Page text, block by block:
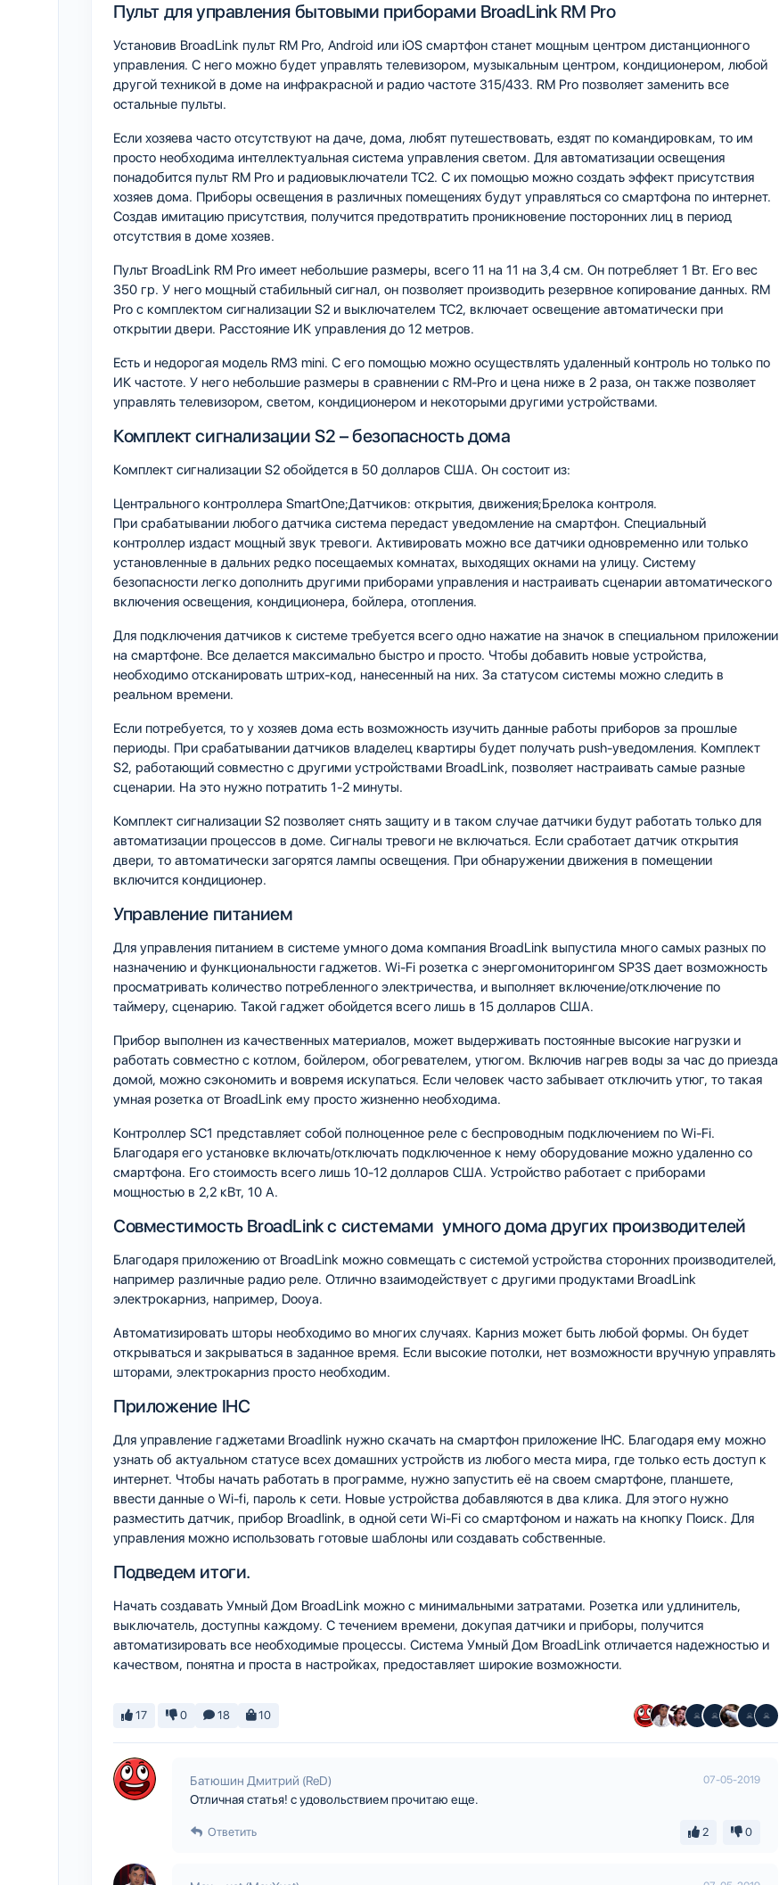
Пульт для управления бытовыми приборами BroadLink RM Pro
Установив BroadLink пульт RM Pro, Android или iOS смартфон станет мощным центром дистанционного
управления. С него можно будет управлять телевизором, музыкальным центром, кондиционером, любой
другой техникой в доме на инфракрасной и радио частоте 315/433. RM Pro позволяет заменить все
остальные пульты.
Если хозяева часто отсутствуют на даче, дома, любят путешествовать, ездят по командировкам, то им
просто необходима интеллектуальная система управления светом. Для автоматизации освещения
понадобится пульт RM Pro и радиовыключатели TC2. С их помощью можно создать эффект присутствия
хозяев дома. Приборы освещения в различных помещениях будут управляться со смартфона по интернет.
Создав имитацию присутствия, получится предотвратить проникновение посторонних лиц в период
отсутствия в доме хозяев.
Пульт BroadLink RM Pro имеет небольшие размеры, всего 11 на 11 на 3,4 см. Он потребляет 1 Вт. Его вес
350 гр. У него мощный стабильный сигнал, он позволяет производить резервное копирование данных. RM
Pro с комплектом сигнализации S2 и выключателем TC2, включает освещение автоматически при
открытии двери. Расстояние ИК управления до 12 метров.
Есть и недорогая модель RM3 mini. С его помощью можно осуществлять удаленный контроль но только по
ИК частоте. У него небольшие размеры в сравнении с RM-Pro и цена ниже в 2 раза, он также позволяет
управлять телевизором, светом, кондиционером и некоторыми другими устройствами.
Комплект сигнализации S2 – безопасность дома
Комплект сигнализации S2 обойдется в 50 долларов США. Он состоит из:
Центрального контроллера SmartOne;Датчиков: открытия, движения;Брелока контроля.
При срабатывании любого датчика система передаст уведомление на смартфон. Специальный
контроллер издаст мощный звук тревоги. Активировать можно все датчики одновременно или только
установленные в дальних редко посещаемых комнатах, выходящих окнами на улицу. Систему
безопасности легко дополнить другими приборами управления и настраивать сценарии автоматического
включения освещения, кондиционера, бойлера, отопления.
Для подключения датчиков к системе требуется всего одно нажатие на значок в специальном приложении
на смартфоне. Все делается максимально быстро и просто. Чтобы добавить новые устройства,
необходимо отсканировать штрих-код, нанесенный на них. За статусом системы можно следить в
реальном времени.
Если потребуется, то у хозяев дома есть возможность изучить данные работы приборов за прошлые
периоды. При срабатывании датчиков владелец квартиры будет получать push-уведомления. Комплект
S2, работающий совместно с другими устройствами BroadLink, позволяет настраивать самые разные
сценарии. На это нужно потратить 1-2 минуты.
Комплект сигнализации S2 позволяет снять защиту и в таком случае датчики будут работать только для
автоматизации процессов в доме. Сигналы тревоги не включаться. Если сработает датчик открытия
двери, то автоматически загорятся лампы освещения. При обнаружении движения в помещении
включится кондиционер.
Управление питанием
Для управления питанием в системе умного дома компания BroadLink выпустила много самых разных по
назначению и функциональности гаджетов. Wi-Fi розетка с энергомониторингом SP3S дает возможность
просматривать количество потребленного электричества, и выполняет включение/отключение по
таймеру, сценарию. Такой гаджет обойдется всего лишь в 15 долларов США.
Прибор выполнен из качественных материалов, может выдерживать постоянные высокие нагрузки и
работать совместно с котлом, бойлером, обогревателем, утюгом. Включив нагрев воды за час до приезда
домой, можно сэкономить и вовремя искупаться. Если человек часто забывает отключить утюг, то такая
умная розетка от BroadLink ему просто жизненно необходима.
Контроллер SC1 представляет собой полноценное реле с беспроводным подключением по Wi-Fi.
Благодаря его установке включать/отключать подключенное к нему оборудование можно удаленно со
смартфона. Его стоимость всего лишь 10-12 долларов США. Устройство работает с приборами
мощностью в 2,2 кВт, 10 А.
Совместимость BroadLink с системами умного дома других производителей
Благодаря приложению от BroadLink можно совмещать с системой устройства сторонних производителей,
например различные радио реле. Отлично взаимодействует с другими продуктами BroadLink
электрокарниз, например, Dooya.
Автоматизировать шторы необходимо во многих случаях. Карниз может быть любой формы. Он будет
открываться и закрываться в заданное время. Если высокие потолки, нет возможности вручную управлять
шторами, электрокарниз просто необходим.
Приложение IHC
Для управление гаджетами Broadlink нужно скачать на смартфон приложение IHC. Благодаря ему можно
узнать об актуальном статусе всех домашних устройств из любого места мира, где только есть доступ к
интернет. Чтобы начать работать в программе, нужно запустить её на своем смартфоне, планшете,
ввести данные о Wi-fi, пароль к сети. Новые устройства добавляются в два клика. Для этого нужно
разместить датчик, прибор Broadlink, в одной сети Wi-Fi со смартфоном и нажать на кнопку Поиск. Для
управления можно использовать готовые шаблоны или создавать собственные.
Подведем итоги.
Начать создавать Умный Дом BroadLink можно с минимальными затратами. Розетка или удлинитель,
выключатель, доступны каждому. С течением времени, докупая датчики и приборы, получится
автоматизировать все необходимые процессы. Система Умный Дом BroadLink отличается надежностью и
качеством, понятна и проста в настройках, предоставляет широкие возможности.
17 0 18 10
Батюшин Дмитрий (ReD) 07-05-2019
Отличная статья! с удовольствием прочитаю еще.
Ответить 2 0